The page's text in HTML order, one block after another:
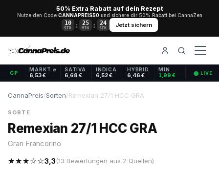
50% Extra Rabatt auf dein Rezept
Nutze den Code CANNAPREIS50und sichere dir 50% Rabatt bei CannaZen
10
STD : 25
MIN : 23
SEK Jetzt sichern
CP
MARKT ⌀
6,53 €
SATIVA
6,68 €
INDICA
6,52 €
HYBRID
6,46 €
MIN
1,99 € ⬤ LIVE
CannaPreis/Sorten/Remexian 27/1 HCC GRA
SORTE
Remexian 27/1 HCC GRA
Gran Francorino
★★★☆☆3,3(13 Bewertungen aus 2 Quellen)